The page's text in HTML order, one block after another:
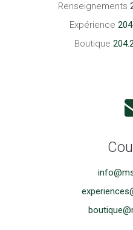
Renseignements
Expérience
Boutique